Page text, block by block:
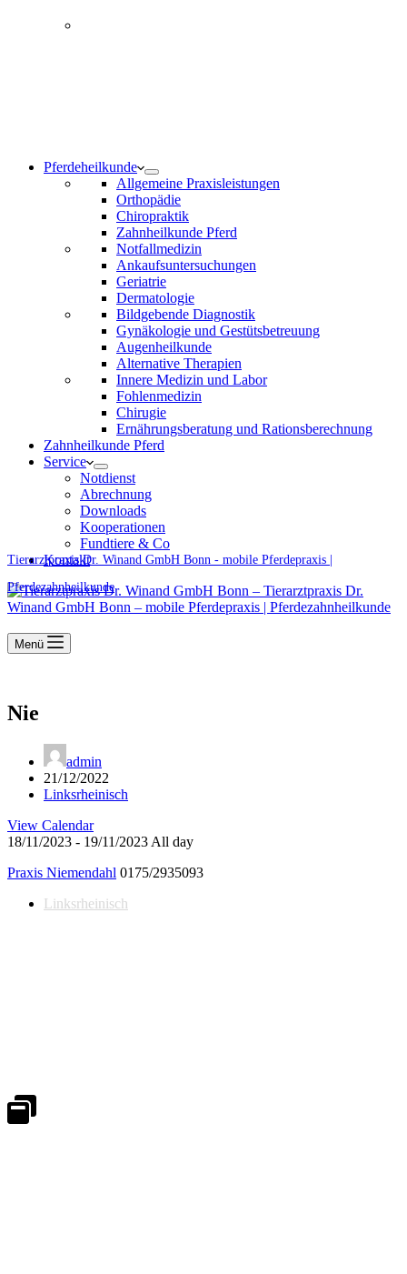
Pferdeheilkunde
Allgemeine Praxisleistungen
Orthopädie
Chiropraktik
Zahnheilkunde Pferd
Notfallmedizin
Ankaufsuntersuchungen
Geriatrie
Dermatologie
Bildgebende Diagnostik
Gynäkologie und Gestütsbetreuung
Augenheilkunde
Alternative Therapien
Innere Medizin und Labor
Fohlenmedizin
Chirugie
Ernährungsberatung und Rationsberechnung
Zahnheilkunde Pferd
Service
Notdienst
Abrechnung
Downloads
Kooperationen
Fundtiere & Co
Kontakt
Tierarztpraxis Dr. Winand GmbH Bonn - mobile Pferdepraxis |
Pferdezahnheilkunde
Menü
Nie
admin
21/12/2022
Linksrheinisch
View Calendar
18/11/2023 - 19/11/2023 All day
Praxis Niemendahl 0175/2935093
Linksrheinisch